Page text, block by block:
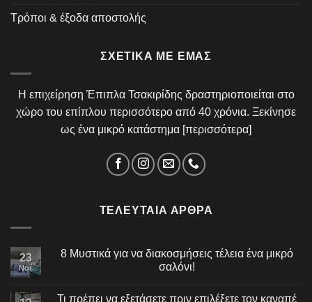
Τρόποι & έξοδα αποστολής
ΣΧΕΤΙΚΆ ΜΕ ΕΜΆΣ
Η επιχείρηση Έπιπλα Τσακιρίδης δραστηριοποιείται στο
χώρο του επίπλου περισσότερο από 40 χρόνια. Ξεκίνησε
ως ένα μικρό κατάστημα [περισσότερα]
ΤΕΛΕΥΤΑΊΑ ΆΡΘΡΑ
23
Νοέ
8 Μυστικά για να διακοσμήσεις τέλεια ένα μικρό
σαλόνι!
Τι πρέπει να εξετάσετε πριν επιλέξετε τον καναπέ